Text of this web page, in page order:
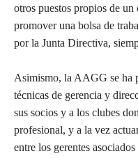
otros puestos propios de
promover una bolsa de
por la Junta Directiva,
Asimismo, la AAGG se ha
técnicas de gerencia y
sus socios y a los clubes
profesional, y a la vez
entre los gerentes